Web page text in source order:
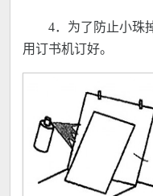
4．为了防止小珠
用订书机订好。